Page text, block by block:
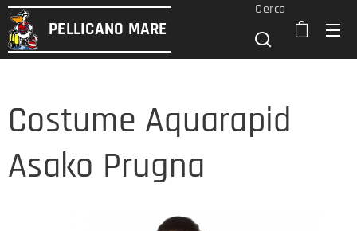
PELLICANO MARE
Cerca
Costume Aquarapid
Asako Prugna